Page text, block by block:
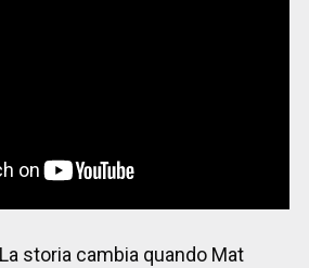
storia cambia quando Mat